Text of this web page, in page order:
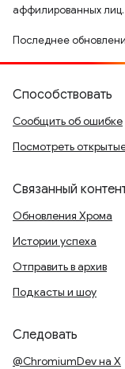
аффилированных лиц.
Последнее
Способствовать
Сообщить об ошибке
Посмотреть
Связанный
Обновления Хрома
Истории успеха
Отправить в архив
Подкасты и шоу
Следовать
@ChromiumDev на X